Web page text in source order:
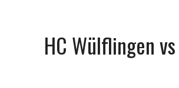
HC Wülflingen